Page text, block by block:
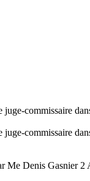
commissaire
commissaire
Me Denis Gasnier